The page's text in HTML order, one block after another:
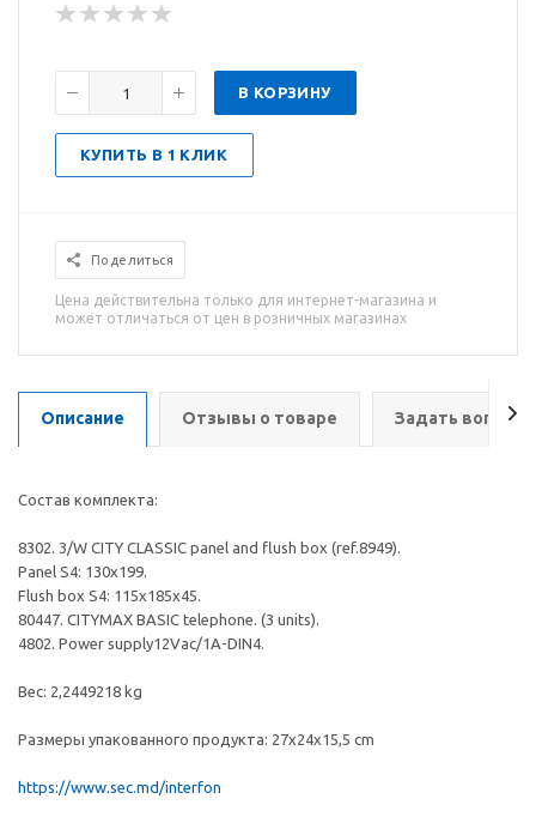
В КОРЗИНУ
КУПИТЬ В 1 КЛИК
Поделиться
Цена действительна только для интернет-магазина и
может отличаться от цен в розничных магазинах
Описание Отзывы о товаре Задать вопрос
Состав комплекта:
8302. 3/W CITY CLASSIC panel and flush box (ref.8949).
Panel S4: 130x199.
Flush box S4: 115x185x45.
80447. CITYMAX BASIC telephone. (3 units).
4802. Power supply12Vac/1A-DIN4.
Вес: 2,2449218 kg
Размеры упакованного продукта: 27x24x15,5 cm
https://www.sec.md/interfon